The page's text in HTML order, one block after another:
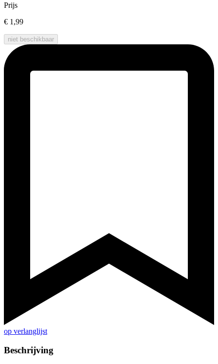
Prijs
€ 1,99
niet beschikbaar
op verlanglijst
Beschrijving